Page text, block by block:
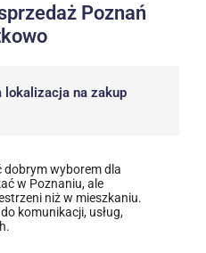
Poznań
lokalizacja na zakup
dobrym wyborem dla
w Poznaniu, ale
niż w mieszkaniu.
komunikacji, usług,